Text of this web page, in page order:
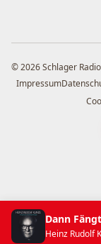
© 2026 Schlager
Impressum
Dann
Heinz Rudolf